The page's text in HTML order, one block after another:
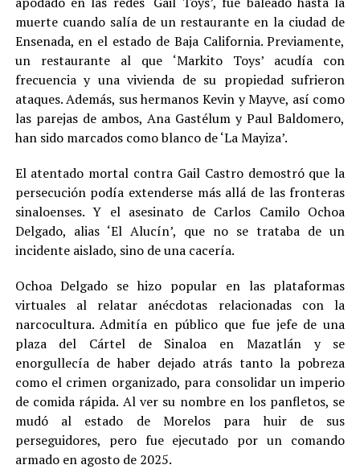
muerte cuando salía de un restaurante en la ciudad de
Ensenada, en el estado de Baja California. Previamente,
un restaurante al que ‘Markito Toys’ acudía con
frecuencia y una vivienda de su propiedad sufrieron
ataques. Además, sus hermanos Kevin y Mayve, así como
las parejas de ambos, Ana Gastélum y Paul Baldomero,
han sido marcados como blanco de ‘La Mayiza’.
El atentado mortal contra Gail Castro demostró que la
persecución podía extenderse más allá de las fronteras
sinaloenses. Y el asesinato de Carlos Camilo Ochoa
Delgado, alias ‘El Alucín’, que no se trataba de un
incidente aislado, sino de una cacería.
Ochoa Delgado se hizo popular en las plataformas
virtuales al relatar anécdotas relacionadas con la
narcocultura. Admitía en público que fue jefe de una
plaza del Cártel de Sinaloa en Mazatlán y se
enorgullecía de haber dejado atrás tanto la pobreza
como el crimen organizado, para consolidar un imperio
de comida rápida. Al ver su nombre en los panfletos, se
mudó al estado de Morelos para huir de sus
perseguidores, pero fue ejecutado por un comando
armado en agosto de 2025.